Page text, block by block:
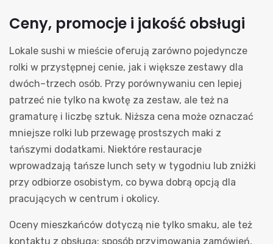
Ceny, promocje i jakość obsługi
Lokale sushi w mieście oferują zarówno pojedyncze
rolki w przystępnej cenie, jak i większe zestawy dla
dwóch–trzech osób. Przy porównywaniu cen lepiej
patrzeć nie tylko na kwotę za zestaw, ale też na
gramaturę i liczbę sztuk. Niższa cena może oznaczać
mniejsze rolki lub przewagę prostszych maki z
tańszymi dodatkami. Niektóre restauracje
wprowadzają tańsze lunch sety w tygodniu lub zniżki
przy odbiorze osobistym, co bywa dobrą opcją dla
pracujących w centrum i okolicy.
Oceny mieszkańców dotyczą nie tylko smaku, ale też
kontaktu z obsługą: sposób przyjmowania zamówień,